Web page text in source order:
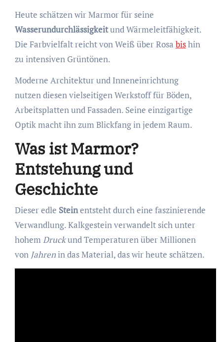
Heute schätzen wir Marmor für seine
Wasserundurchlässigkeitund Wärmeleitfähigkeit.
Die Farbvielfalt reicht von Weiß über Rosa bishin
zu intensiven Grüntönen.
Moderne Architektur und Inneneinrichtung
nutzen diesen vielseitigen Werkstoff für Böden,
Arbeitsplatten und Fassaden. Seine einzigartige
Optik macht ihn zum Blickfang in jedem Raum.
Was ist Marmor?
Entstehung und
Geschichte
Dieser edle Steinentsteht durch eine faszinierende
Verwandlung. Kalkgestein verwandelt sich unter
hohemDruckund Temperaturen über Millionen
von Jahrenin das Material, das wir heute schätzen.